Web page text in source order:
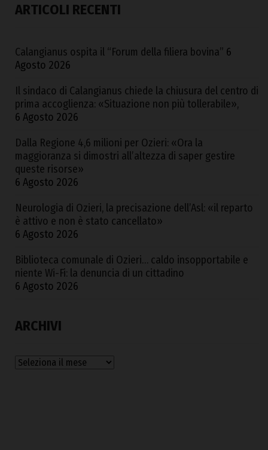
ARTICOLI RECENTI
Calangianus ospita il “Forum della filiera bovina” 6
Agosto 2026
Il sindaco di Calangianus chiede la chiusura del centro di
prima accoglienza: «Situazione non più tollerabile»,
6 Agosto 2026
Dalla Regione 4,6 milioni per Ozieri: «Ora la
maggioranza si dimostri all’altezza di saper gestire
queste risorse»
6 Agosto 2026
Neurologia di Ozieri, la precisazione dell’Asl: «il reparto
è attivo e non è stato cancellato»
6 Agosto 2026
Biblioteca comunale di Ozieri… caldo insopportabile e
niente Wi-Fi: la denuncia di un cittadino
6 Agosto 2026
ARCHIVI
Archivi